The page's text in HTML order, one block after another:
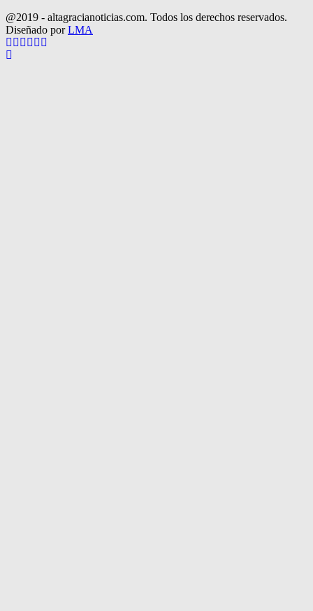
@2019 - altagracianoticias.com. Todos los derechos reservados.
Diseñado porLMA
Facebook
Twitter
Instagram
Pinterest
Google